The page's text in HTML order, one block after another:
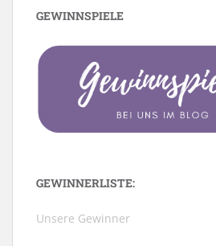
GEWINNSPIELE
GEWINNERLISTE:
Unsere Gewinner